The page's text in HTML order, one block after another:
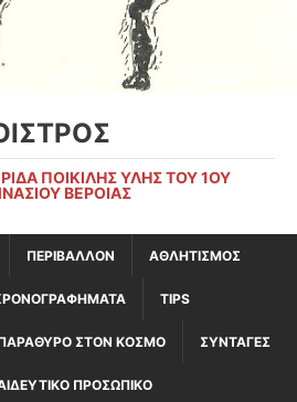
ΠΟΙΚΊΛΗΣ ΎΛΗΣ ΤΟΥ 1ΟΥ
ΒΈΡΟΙΑΣ
ΠΕΡΙΒΑΛΛΟΝ ΑΘΛΗΤΙΣΜΟΣ
TIPS
ΣΤΟΝ ΚΟΣΜΟ ΣΥΝΤΑΓΕΣ
ΠΡΟΣΩΠΙΚΟ